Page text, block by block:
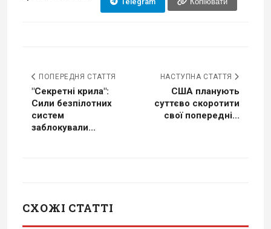
ПОПЕРЕДНЯ СТАТТЯ
"Секретні крила":
Сили безпілотних
систем
заблокували...
НАСТУПНА СТАТТЯ
США планують
суттєво скоротити
свої попередні...
СХОЖІ СТАТТІ